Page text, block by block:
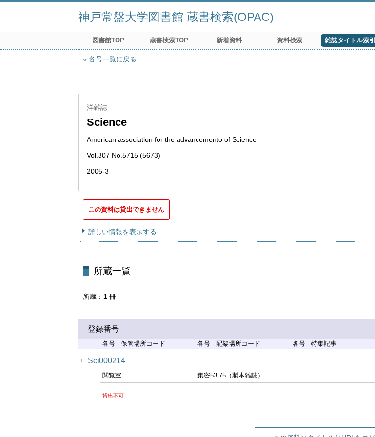
神戸常盤大学図書館 蔵書検索(OPAC)
図書館TOP 蔵書検索TOP 新着資料 資料検索 雑誌タイトル索引
各号一覧に戻る
洋雑誌
Science
American association for the advancemento of Science
Vol.307 No.5715 (5673)
2005-3
この資料は貸出できません
詳しい情報を表示する
所蔵一覧
所蔵 1 冊
登録番号
各号 - 保管場所コード 各号 - 配架場所コード 各号 - 特集記事
1 Sci000214
閲覧室 集密53-75（製本雑誌）
貸出不可